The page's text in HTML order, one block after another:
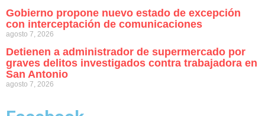
Gobierno propone nuevo estado de excepción
con interceptación de comunicaciones
agosto 7, 2026
Detienen a administrador de supermercado por
graves delitos investigados contra trabajadora en
San Antonio
agosto 7, 2026